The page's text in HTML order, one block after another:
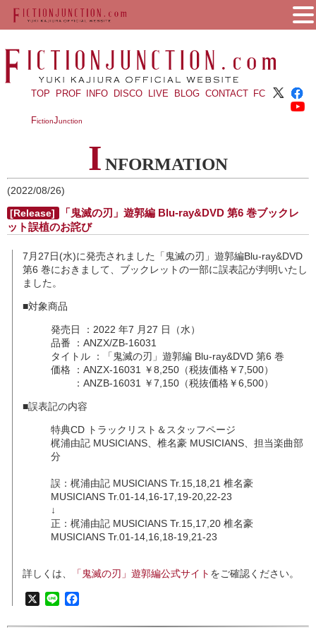
TOP PROF INFO DISCO LIVE BLOG CONTACT FC
FictionJunction
I NFORMATION
(2022/08/26)
[Release]
「鬼滅の刃」遊郭編 Blu-ray&DVD 第6 巻ブックレ
ット誤植のお詫び
7月27日(水)に発売されました「鬼滅の刃」遊郭編Blu-ray&DVD
第6 巻におきまして、ブックレットの一部に誤表記が判明いたし
ました。
■対象商品
発売日 ：2022 年7 月27 日（水）
品番 ：ANZX/ZB-16031
タイトル ：「鬼滅の刃」遊郭編 Blu-ray&DVD 第6 巻
価格 ：ANZX-16031 ￥8,250（税抜価格￥7,500）
：ANZB-16031 ￥7,150（税抜価格￥6,500）
■誤表記の内容
特典CD トラックリスト＆スタッフページ
梶浦由記 MUSICIANS、椎名豪 MUSICIANS、担当楽曲部
分
誤：梶浦由記 MUSICIANS Tr.15,18,21 椎名豪
MUSICIANS Tr.01-14,16-17,19-20,22-23
↓
正：梶浦由記 MUSICIANS Tr.15,17,20 椎名豪
MUSICIANS Tr.01-14,16,18-19,21-23
詳しくは、 「鬼滅の刃」遊郭編公式サイト をご確認ください。
X Line